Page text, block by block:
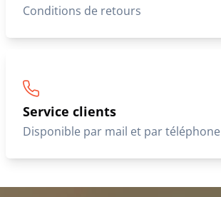
Conditions de retours
Service clients
Disponible par mail et par téléphone